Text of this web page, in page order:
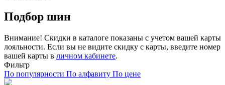
Подбор шин
Внимание! Скидки в каталоге показаны с учетом вашей карты
лояльности. Если вы не видите скидку с карты, введите номер
вашей карты в личном кабинете.
Фильтр
По популярности По алфавиту По цене